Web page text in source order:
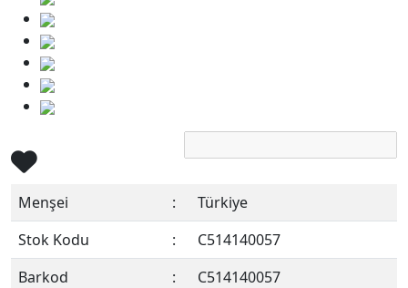
Menşei :
Türkiye
Stok Kodu
:
C514140057
Barkod
:
C514140057